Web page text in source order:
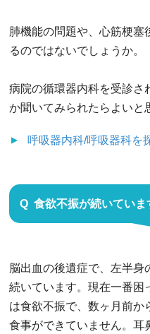
肺機能の問題や、心筋梗塞
るのではないでしょうか。
病院の循環器内科を受診さ
か聞いてみられたらよいと
呼吸器内科/呼吸器科を
食欲不振が続いていま
脳出血の後遺症で、左半身
続いています。現在一番困
は食欲不振で、数ヶ月前か
食事ができていません。耳